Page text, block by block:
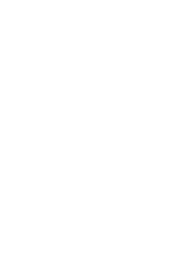
'A' para el
gestión de un
contrastes